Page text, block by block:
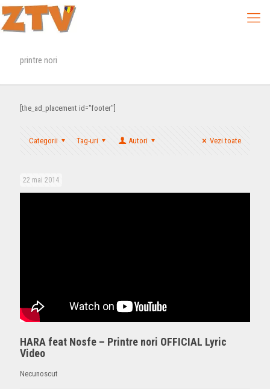
printre nori
[the_ad_placement id="footer"]
Categorii Tag-uri Autori Vezi toate
22 mai 2014
HARA feat Nosfe – Printre nori OFFICIAL Lyric
Video
Necunoscut